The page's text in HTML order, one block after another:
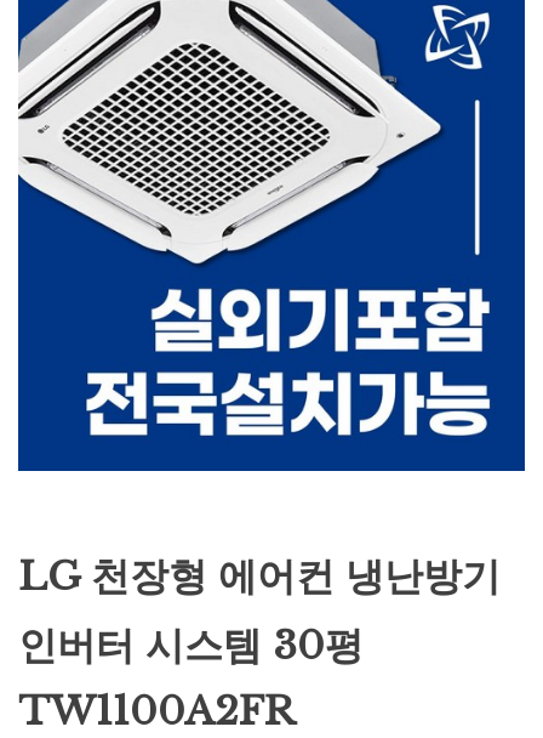
LG 천장형 에어컨 냉난방기
인버터 시스템 30평
TW1100A2FR